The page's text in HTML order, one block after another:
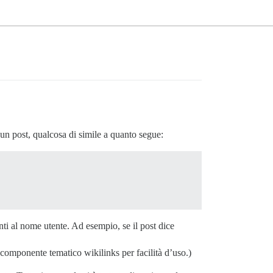
post, qualcosa di simile a quanto segue:
al nome utente. Ad esempio, se il post dice
tematico wikilinks per facilità d’uso.)